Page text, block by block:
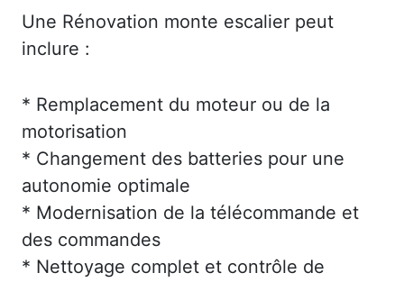
Une Rénovation monte escalier peut
inclure :
* Remplacement du moteur ou de la
motorisation
* Changement des batteries pour une
autonomie optimale
* Modernisation de la télécommande et
des commandes
* Nettoyage complet et contrôle de